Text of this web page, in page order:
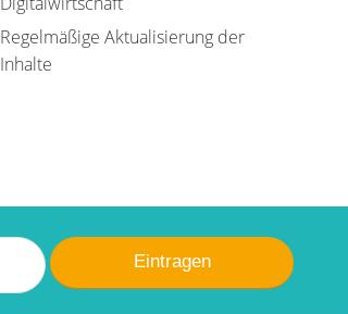
Regelmäßige Aktualisierung der
Inhalte